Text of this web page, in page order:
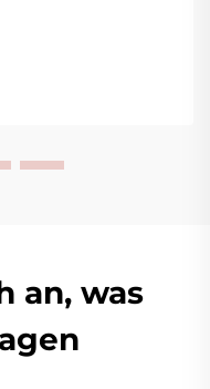
an, was